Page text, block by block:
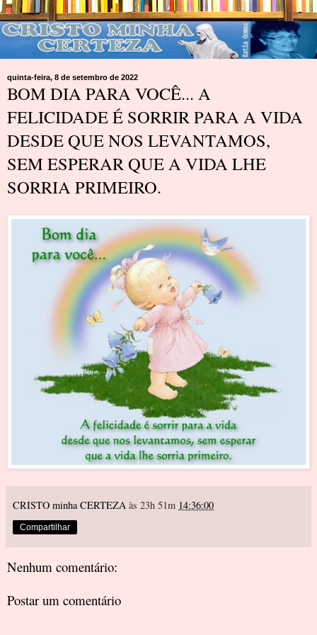
quinta-feira, 8 de setembro de 2022
BOM DIA PARA VOCÊ... A
FELICIDADE É SORRIR PARA A VIDA
DESDE QUE NOS LEVANTAMOS,
SEM ESPERAR QUE A VIDA LHE
SORRIA PRIMEIRO.
CRISTO minha CERTEZA às 23h 51m 14:36:00
Compartilhar
Nenhum comentário:
Postar um comentário